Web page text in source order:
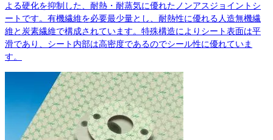
よる硬化を抑制した、耐熱・耐蒸気に優れたノンアスジョイントシ
ートです。有機繊維を必要最少量とし、耐熱性に優れる人造無機繊
維と炭素繊維で構成されています。特殊構造によりシート表面は平
滑であり、シート内部は高密度であるのでシール性に優れていま
す。